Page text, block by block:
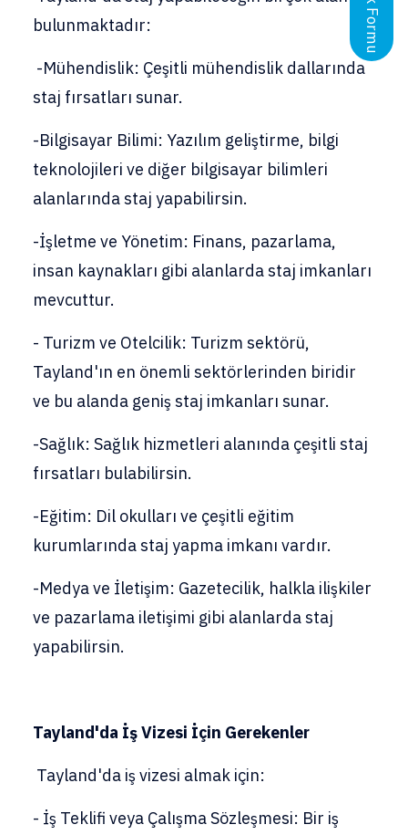
bulunmaktadır:
-Mühendislik: Çeşitli mühendislik dallarında
staj fırsatları sunar.
-Bilgisayar Bilimi: Yazılım geliştirme, bilgi
teknolojileri ve diğer bilgisayar bilimleri
alanlarında staj yapabilirsin.
-İşletme ve Yönetim: Finans, pazarlama,
insan kaynakları gibi alanlarda staj imkanları
mevcuttur.
- Turizm ve Otelcilik: Turizm sektörü,
Tayland'ın en önemli sektörlerinden biridir
ve bu alanda geniş staj imkanları sunar.
-Sağlık: Sağlık hizmetleri alanında çeşitli staj
fırsatları bulabilirsin.
-Eğitim: Dil okulları ve çeşitli eğitim
kurumlarında staj yapma imkanı vardır.
-Medya ve İletişim: Gazetecilik, halkla ilişkiler
ve pazarlama iletişimi gibi alanlarda staj
yapabilirsin.
Tayland'da İş Vizesi İçin Gerekenler
Tayland'da iş vizesi almak için:
- İş Teklifi veya Çalışma Sözleşmesi: Bir iş